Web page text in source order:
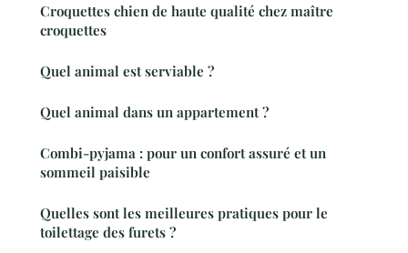
Croquettes chien de haute qualité chez maître
croquettes
Quel animal est serviable ?
Quel animal dans un appartement ?
Combi-pyjama : pour un confort assuré et un
sommeil paisible
Quelles sont les meilleures pratiques pour le
toilettage des furets ?